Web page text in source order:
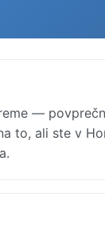
—
to, ali ste v